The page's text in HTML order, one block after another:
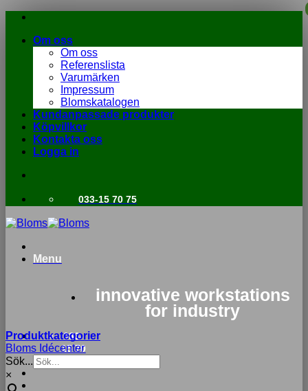
Skip
contentOm oss
Om oss
Referenslista
Varumärken
Impressum
Blomskatalogen
Kundanpassade produkter
Köpvillkor
Kontakta oss
Logga in
033-15 70 75
Menu
innovative workstations
for industry
033-
15 70
Produktkategorier
Bloms Idécenter
Sök...
×